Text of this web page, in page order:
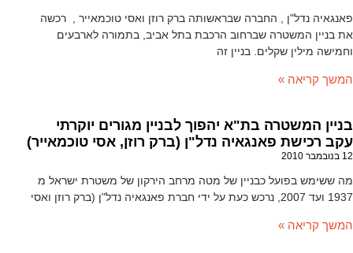
פאנגאיה נדל"ן , החברה שבראשותה ברק רוזן ואסי טוכמאייר , רכשה
את בניין המשטרה שברחוב הרכבת בתל אביב, בתמורה לארבעים
וחמישה מילין שקלים. בניין זה
המשך קריאה »
בניין המשטרה בת"א יהפוך לבניין מגורים יוקרתי
עקב רכישת פאנגאיה נדל"ן (ברק רוזן, אסי טוכמאייר)
12 בנובמבר 2010
מה ששימש בפועל כבניין של מטה מרחב הירקון של משטרת ישראל מ
1937 ועד 2007, נרכש כעת על ידי חברת פאנגאיה נדל"ן (ברק רוזן ואסי
המשך קריאה »